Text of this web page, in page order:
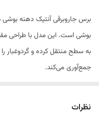
برس جاروبرقی آنتیک دهنه بوشی
بوشی است. این مدل با طراحی
به سطح منتقل کرده و گردوغبار
جمع‌آوری می‌کند.
نظرات